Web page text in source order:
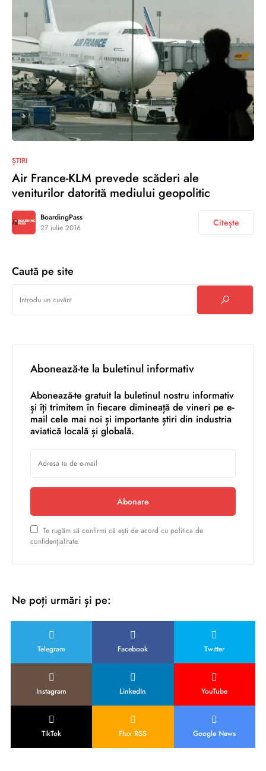
ȘTIRI
Air France-KLM prevede scăderi ale
veniturilor datorită mediului geopolitic
BoardingPass
27 iulie 2016
Citește
Caută pe site
Abonează-te la buletinul informativ
Abonează-te gratuit la buletinul nostru informativ
și îți trimitem în fiecare dimineață de vineri pe e-
mail cele mai noi și importante știri din industria
aviatică locală și globală.
Abonare
Te rugăm să confirmi că ești de acord cu politica de
confidențialitate.
Ne poți urmări și pe:
Telegram Facebook Twitter
Instagram LinkedIn YouTube
TikTok Flux RSS Google News